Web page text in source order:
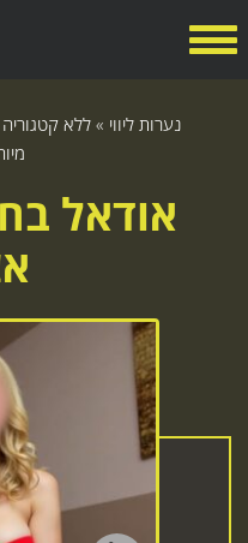
נערות ליווי »ללא קטגוריה
אודאל